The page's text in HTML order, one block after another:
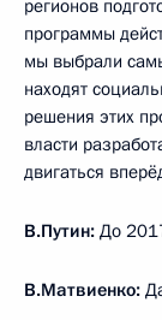
регионов
программы
мы выбрали
находят
решения этих
власти
двигаться
В.Путин: До
В.Матвиенко: